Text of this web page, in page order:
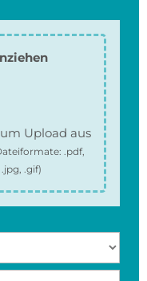
Upload aus
.pdf,
.gif)